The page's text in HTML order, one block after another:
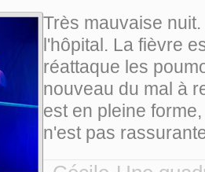
Très mauvaise
l'hôpital. La fièvre
réattaque les
nouveau du mal à
est en pleine
n'est pas